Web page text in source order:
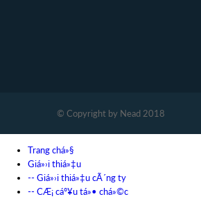
© Copyright by Nead 2018
Trang chá»§
Giá»›i thiá»‡u
-- Giá»›i thiá»‡u cÃ´ng ty
-- CÆ¡ cáº¥u tá»• chá»©c